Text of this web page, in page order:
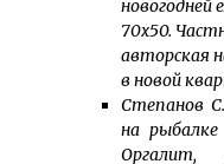
новогодней
70х50.
авторская
в новой
Степанов
на рыбалке
Оргалит,